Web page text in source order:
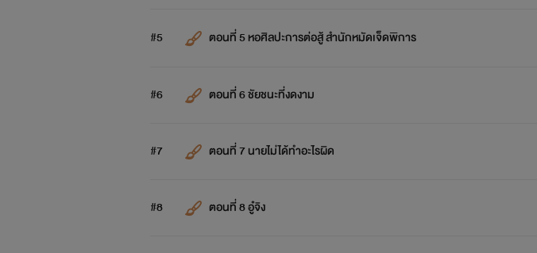
#5 ตอนที่ 5 หอศิลปะการต่อสู้ สำนักหมัดเจ็ดพิการ
#6 ตอนที่ 6 ชัยชนะที่งดงาม
#7 ตอนที่ 7 นายไม่ได้ทำอะไรผิด
#8 ตอนที่ 8 อู๋จิง